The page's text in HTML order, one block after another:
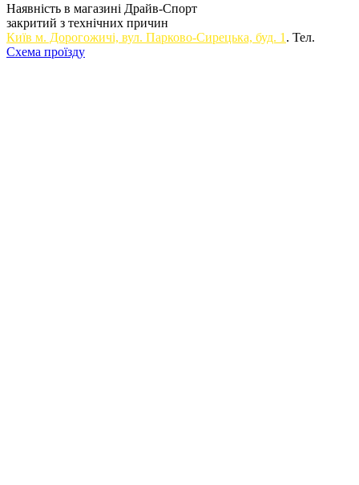
Наявність в магазині Драйв-Спорт
закритий з технічних причин
Київ м. Дорогожичi, вул. Парково-Сирецька, буд. 1 . Тел.
Схема проїзду